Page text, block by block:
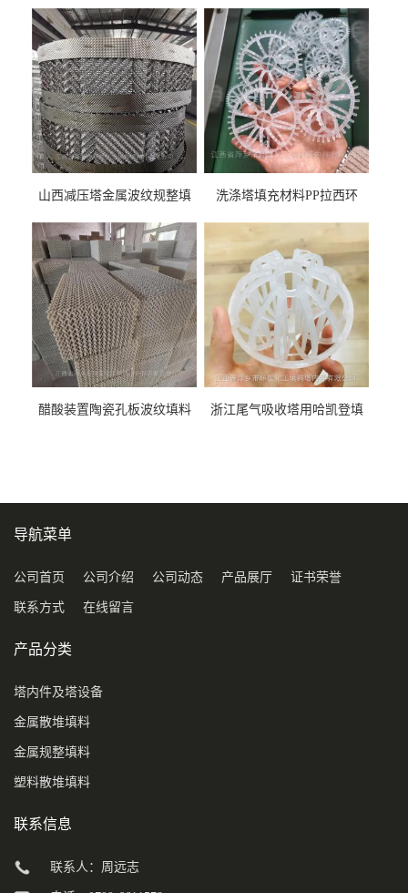
山西减压塔金属波纹规整填
料
洗涤塔填充材料PP拉西环
醋酸装置陶瓷孔板波纹填料
浙江尾气吸收塔用哈凯登填
导航菜单
公司首页 公司介绍 公司动态 产品展厅 证书荣誉
联系方式 在线留言
产品分类
塔内件及塔设备
金属散堆填料
金属规整填料
塑料散堆填料
联系信息
联系人：周远志